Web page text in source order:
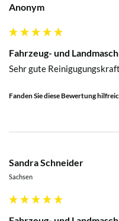
Anonym
Fahrzeug- und
Sehr gute Reinigugungskraft
Fanden Sie diese Bewertung
Sandra Schneider
Sachsen